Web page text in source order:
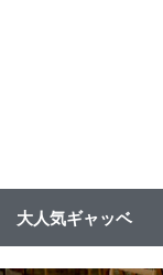
大人気ギャッベ